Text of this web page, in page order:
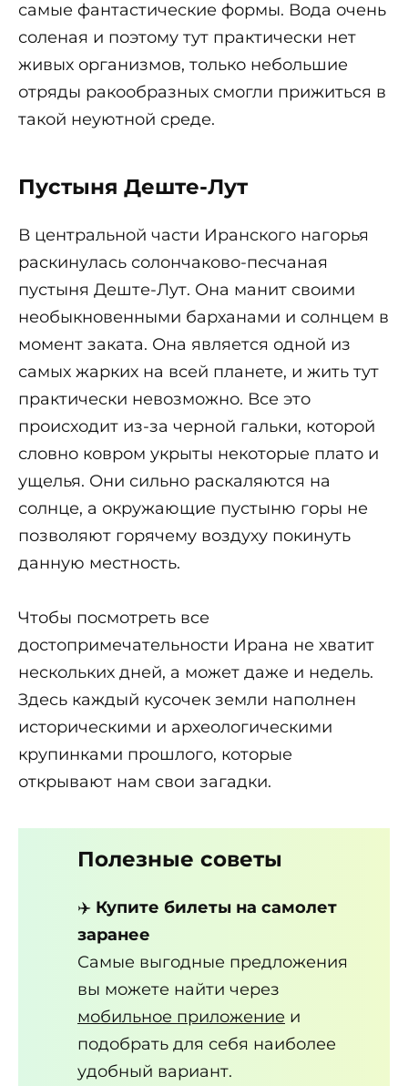
самые фантастические формы. Вода очень
соленая и поэтому тут практически нет
живых организмов, только небольшие
отряды ракообразных смогли прижиться в
такой неуютной среде.
Пустыня Деште-Лут
В центральной части Иранского нагорья
раскинулась солончаково-песчаная
пустыня Деште-Лут. Она манит своими
необыкновенными барханами и солнцем в
момент заката. Она является одной из
самых жарких на всей планете, и жить тут
практически невозможно. Все это
происходит из-за черной гальки, которой
словно ковром укрыты некоторые плато и
ущелья. Они сильно раскаляются на
солнце, а окружающие пустыню горы не
позволяют горячему воздуху покинуть
данную местность.
Чтобы посмотреть все
достопримечательности Ирана не хватит
нескольких дней, а может даже и недель.
Здесь каждый кусочек земли наполнен
историческими и археологическими
крупинками прошлого, которые
открывают нам свои загадки.
Полезные советы
✈️ Купите билеты на самолет
заранее
Самые выгодные предложения
вы можете найти через
мобильное приложение и
подобрать для себя наиболее
удобный вариант.